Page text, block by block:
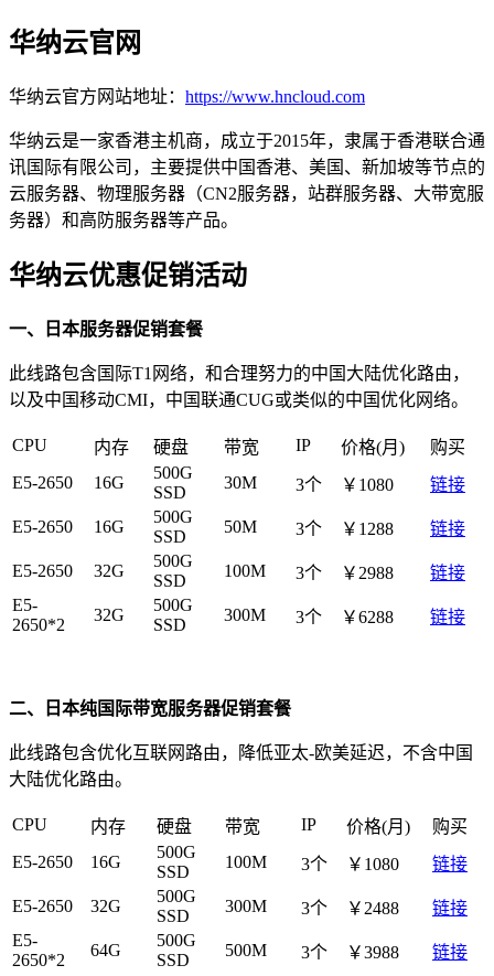
华纳云官网
华纳云官方网站地址： https://www.hncloud.com
华纳云是一家香港主机商，成立于2015年，隶属于香港联合通
讯国际有限公司，主要提供中国香港、美国、新加坡等节点的
云服务器、物理服务器（CN2服务器，站群服务器、大带宽服
务器）和高防服务器等产品。
华纳云优惠促销活动
一、日本服务器促销套餐
此线路包含国际T1网络，和合理努力的中国大陆优化路由，
以及中国移动CMI，中国联通CUG或类似的中国优化网络。
CPU 内存 硬盘 带宽 IP 价格(月)
购买
E5-2650
16G
500G
SSD
30M 3个 ￥1080 链接
E5-2650 16G
500G
SSD
50M 3个 ￥1288 链接
E5-2650 32G
500G
SSD
100M 3个 ￥2988
链接
E5-
2650*2
32G
500G
SSD
300M 3个 ￥6288 链接
二、日本纯国际带宽服务器促销套餐
此线路包含优化互联网路由，降低亚太-欧美延迟，不含中国
大陆优化路由。
CPU 内存 硬盘 带宽 IP 价格(月)
购买
E5-2650
16G
500G
SSD
100M 3个 ￥1080 链接
E5-2650 32G
500G
SSD
300M 3个 ￥2488
链接
E5-
2650*2
64G
500G
SSD
500M 3个 ￥3988
链接